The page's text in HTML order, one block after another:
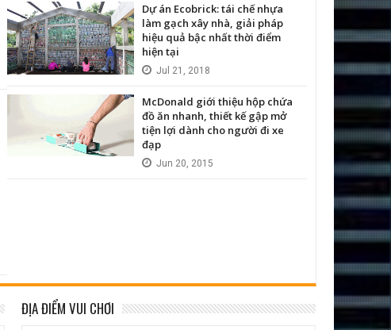
Dự án Ecobrick: tái chế nhựa
làm gạch xây nhà, giải pháp
hiệu quả bậc nhất thời điểm
hiện tại
Jul 21, 2018
McDonald giới thiệu hộp chứa
đồ ăn nhanh, thiết kế gập mở
tiện lợi dành cho người đi xe
đạp
Jun 20, 2015
ĐỊA ĐIỂM VUI CHƠI